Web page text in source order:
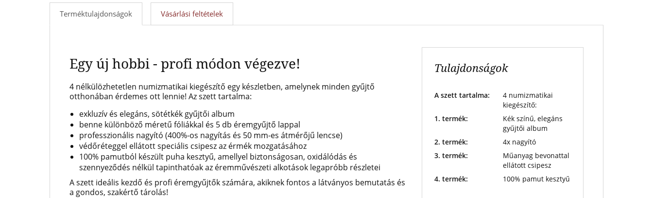
Terméktulajdonságok Vásárlási feltételek
Egy új hobbi - profi módon végezve!
4 nélkülözhetetlen numizmatikai kiegészítő egy készletben, amelynek minden gyűjtő
otthonában érdemes ott lennie! Az szett tartalma:
exkluzív és elegáns, sötétkék gyűjtői album
benne különböző méretű fóliákkal és 5 db éremgyűjtő lappal
professzionális nagyító (400%-os nagyítás és 50 mm-es átmérőjű lencse)
védőréteggel ellátott speciális csipesz az érmék mozgatásához
100% pamutból készült puha kesztyű, amellyel biztonságosan, oxidálódás és
szennyeződés nélkül tapinthatóak az éremművészeti alkotások legapróbb részletei
A szett ideális kezdő és profi éremgyűjtők számára, akiknek fontos a látványos bemutatás és
a gondos, szakértő tárolás!
Tulajdonságok
A szett tartalma:
4 numizmatikai
kiegészítő:
1. termék:
Kék színű, elegáns
gyűjtői album
2. termék:
4x nagyító
3. termék:
Műanyag bevonattal
ellátott csipesz
4. termék:
100% pamut kesztyű